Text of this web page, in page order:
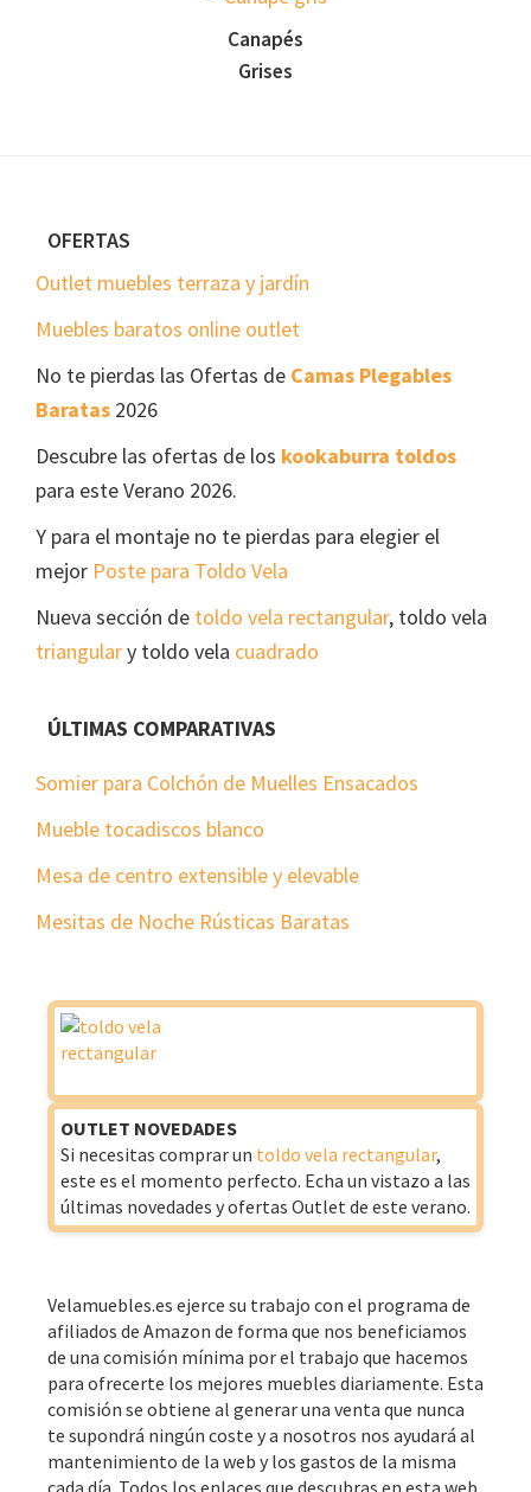
Canapés
Grises
FooterOFERTAS
Outlet muebles terraza y jardín
Muebles baratos online outlet
No te pierdas las Ofertas de Camas Plegables
Baratas 2026
Descubre las ofertas de los kookaburra toldos
para este Verano 2026.
Y para el montaje no te pierdas para elegier el
mejor Poste para Toldo Vela
Nueva sección de toldo vela rectangular, toldo vela
triangulary toldo vela cuadrado
ÚLTIMAS COMPARATIVAS
Somier para Colchón de Muelles Ensacados
Mueble tocadiscos blanco
Mesa de centro extensible y elevable
Mesitas de Noche Rústicas Baratas
OUTLET NOVEDADES
Si necesitas comprar un toldo vela rectangular,
este es el momento perfecto. Echa un vistazo a las
últimas novedades y ofertas Outlet de este verano.
Velamuebles.es ejerce su trabajo con el programa de
afiliados de Amazon de forma que nos beneficiamos
de una comisión mínima por el trabajo que hacemos
para ofrecerte los mejores muebles diariamente. Esta
comisión se obtiene al generar una venta que nunca
te supondrá ningún coste y a nosotros nos ayudará al
mantenimiento de la web y los gastos de la misma
cada día. Todos los enlaces que descubras en esta web